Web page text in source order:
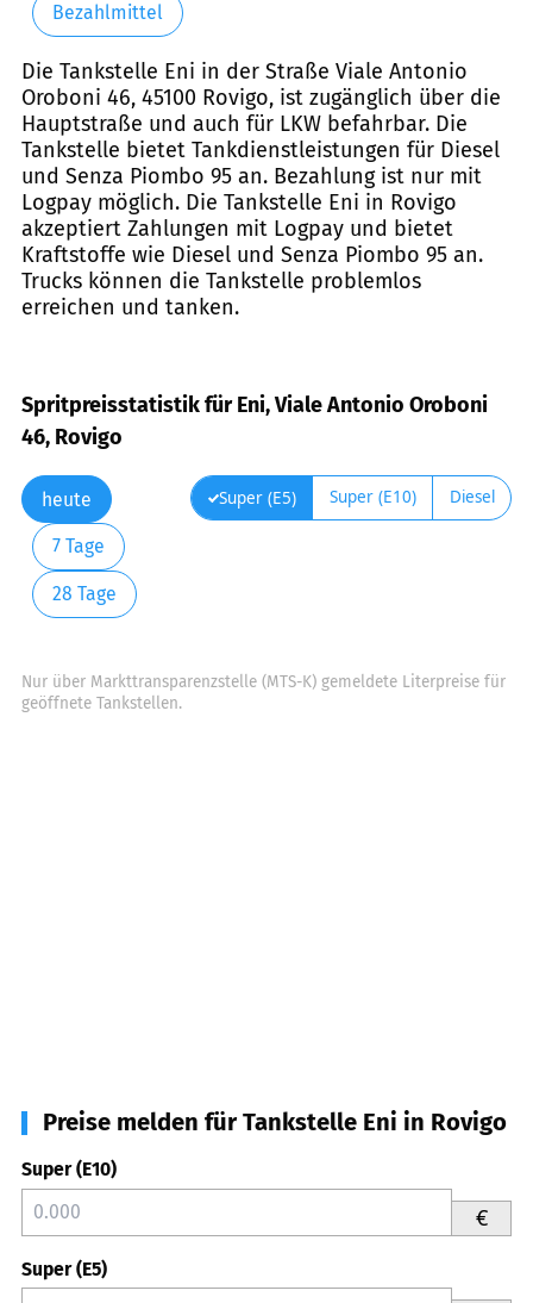
Bezahlmittel
Die Tankstelle Eni in der Straße Viale Antonio
Oroboni 46, 45100 Rovigo, ist zugänglich über die
Hauptstraße und auch für LKW befahrbar. Die
Tankstelle bietet Tankdienstleistungen für Diesel
und Senza Piombo 95 an. Bezahlung ist nur mit
Logpay möglich. Die Tankstelle Eni in Rovigo
akzeptiert Zahlungen mit Logpay und bietet
Kraftstoffe wie Diesel und Senza Piombo 95 an.
Trucks können die Tankstelle problemlos
erreichen und tanken.
Spritpreisstatistik für Eni, Viale Antonio Oroboni
46, Rovigo
heute
7 Tage
28 Tage
Super (E5) Super (E10) Diesel
Nur über Markttransparenzstelle (MTS-K) gemeldete Literpreise für
geöffnete Tankstellen.
Preise melden für Tankstelle Eni in Rovigo
Super (E10)
€
Super (E5)